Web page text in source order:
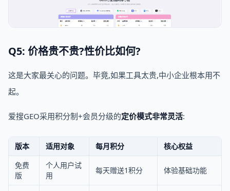
Q5: 价格贵不贵?性价比如何?
这是大家最关心的问题。毕竟,如果工具太贵,中小企业根本用不
起。
爱搜GEO采用积分制+会员分级的定价模式非常灵活:
版本 适用对象 每月积分
核心权益
免费
版
个人用户试
用
每天赠送1积分 体验基础功能